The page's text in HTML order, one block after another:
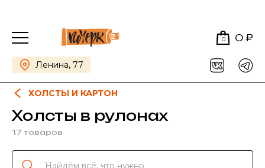
0 0 ₽
Ленина, 77
ХОЛСТЫ И КАРТОН
Холсты в рулонах
17 товаров